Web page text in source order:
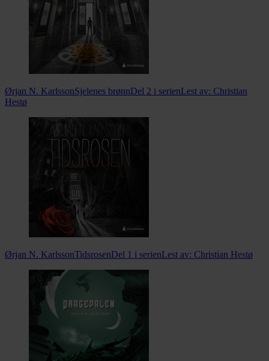
Ørjan N. KarlssonSjelenes brønnDel 2 i serienLest av: Christian
Hestø
Ørjan N. KarlssonTidsrosenDel 1 i serienLest av: Christian Hestø